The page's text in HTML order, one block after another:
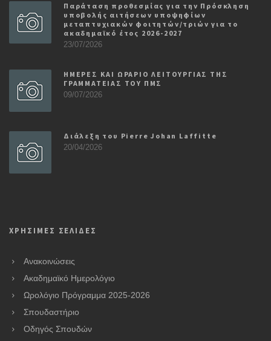
Παράταση προθεσμίας για την Πρόσκληση
υποβολής αιτήσεων υποψηφίων
μεταπτυχιακών φοιτητών/τριών για το
ακαδημαϊκό έτος 2026-2027
23/07/2026
ΗΜΕΡΕΣ ΚΑΙ ΩΡΑΡΙΟ ΛΕΙΤΟΥΡΓΙΑΣ ΤΗΣ
ΓΡΑΜΜΑΤΕΙΑΣ ΤΟΥ ΠΜΣ
09/07/2026
Διάλεξη του Pierre Johan Laffitte
20/04/2026
ΧΡΗΣΙΜΕΣ ΣΕΛΙΔΕΣ
Ανακοινώσεις
Ακαδημαϊκό Ημερολόγιο
Ωρολόγιο Πρόγραμμα 2025-2026
Σπουδαστήριο
Οδηγός Σπουδών